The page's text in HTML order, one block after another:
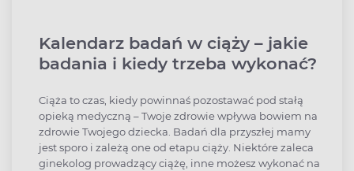
Kalendarz badań w ciąży – jakie
badania i kiedy trzeba wykonać?
Ciąża to czas, kiedy powinnaś pozostawać pod stałą
opieką medyczną – Twoje zdrowie wpływa bowiem na
zdrowie Twojego dziecka. Badań dla przyszłej mamy
jest sporo i zależą one od etapu ciąży. Niektóre zaleca
ginekolog prowadzący ciążę, inne możesz wykonać na